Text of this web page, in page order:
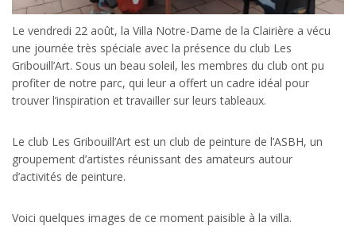
Le vendredi 22 août, la Villa Notre-Dame de la Clairière a vécu
une journée très spéciale avec la présence du club Les
Gribouill’Art. Sous un beau soleil, les membres du club ont pu
profiter de notre parc, qui leur a offert un cadre idéal pour
trouver l’inspiration et travailler sur leurs tableaux.
Le club Les Gribouill’Art est un club de peinture de l’ASBH, un
groupement d’artistes réunissant des amateurs autour
d’activités de peinture.
Voici quelques images de ce moment paisible à la villa.